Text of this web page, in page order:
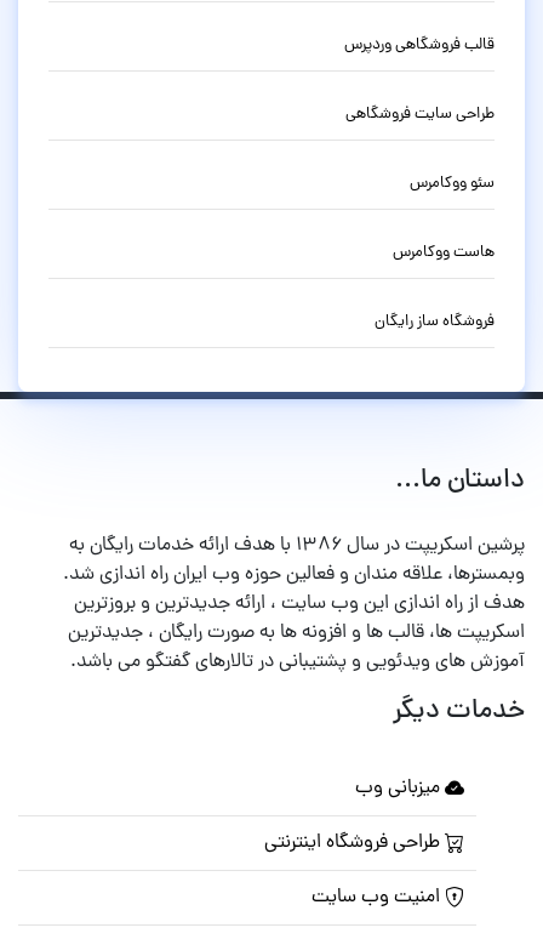
قالب فروشگاهی وردپرس
طراحی سایت فروشگاهی
سئو ووکامرس
هاست ووکامرس
فروشگاه ساز رایگان
داستان ما...
پرشین اسکریپت در سال ۱۳۸۶ با هدف ارائه خدمات رایگان به
وبمسترها، علاقه مندان و فعالین حوزه وب ایران راه اندازی شد.
هدف از راه اندازی این وب سایت ، ارائه جدیدترین و بروزترین
اسکریپت ها، قالب ها و افزونه ها به صورت رایگان ، جدیدترین
آموزش های ویدئویی و پشتیبانی در تالارهای گفتگو می باشد.
خدمات دیگر
میزبانی وب
طراحی فروشگاه اینترنتی
امنیت وب سایت